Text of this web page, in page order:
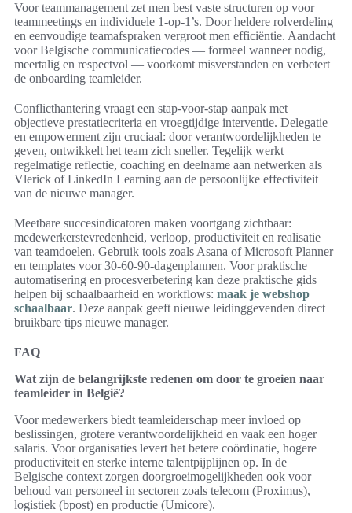
Voor teammanagement zet men best vaste structuren op voor
teammeetings en individuele 1-op-1’s. Door heldere rolverdeling
en eenvoudige teamafspraken vergroot men efficiëntie. Aandacht
voor Belgische communicatiecodes — formeel wanneer nodig,
meertalig en respectvol — voorkomt misverstanden en verbetert
de onboarding teamleider.
Conflicthantering vraagt een stap-voor-stap aanpak met
objectieve prestatiecriteria en vroegtijdige interventie. Delegatie
en empowerment zijn cruciaal: door verantwoordelijkheden te
geven, ontwikkelt het team zich sneller. Tegelijk werkt
regelmatige reflectie, coaching en deelname aan netwerken als
Vlerick of LinkedIn Learning aan de persoonlijke effectiviteit
van de nieuwe manager.
Meetbare succesindicatoren maken voortgang zichtbaar:
medewerkerstevredenheid, verloop, productiviteit en realisatie
van teamdoelen. Gebruik tools zoals Asana of Microsoft Planner
en templates voor 30-60-90-dagenplannen. Voor praktische
automatisering en procesverbetering kan deze praktische gids
helpen bij schaalbaarheid en workflows: maak je webshop
schaalbaar. Deze aanpak geeft nieuwe leidinggevenden direct
bruikbare tips nieuwe manager.
FAQ
Wat zijn de belangrijkste redenen om door te groeien naar
teamleider in België?
Voor medewerkers biedt teamleiderschap meer invloed op
beslissingen, grotere verantwoordelijkheid en vaak een hoger
salaris. Voor organisaties levert het betere coördinatie, hogere
productiviteit en sterke interne talentpijplijnen op. In de
Belgische context zorgen doorgroeimogelijkheden ook voor
behoud van personeel in sectoren zoals telecom (Proximus),
logistiek (bpost) en productie (Umicore).